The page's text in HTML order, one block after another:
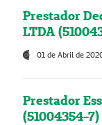
Prestador
LTDA
01 de Abril de
Prestador
(51004354-7)